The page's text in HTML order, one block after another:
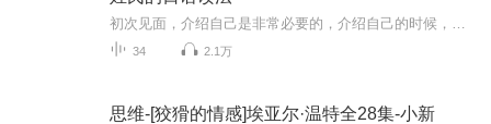
34 2.1万
思维-[狡猾的情感]埃亚尔·温特全28集-小新